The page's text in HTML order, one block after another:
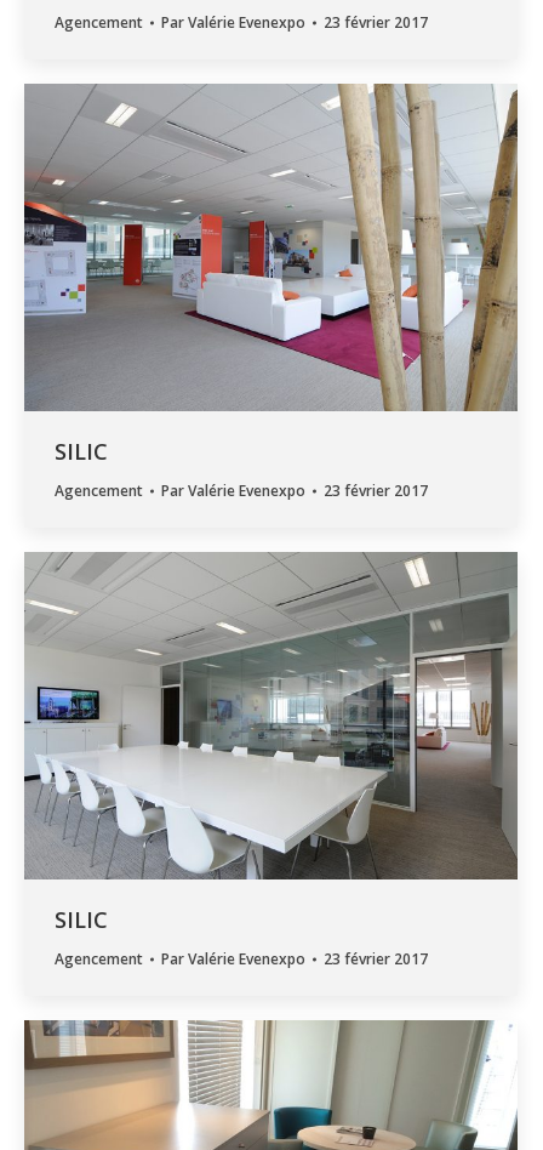
Agencement ParValérie Evenexpo 23 février 2017
SILIC
Agencement ParValérie Evenexpo 23 février 2017
SILIC
Agencement ParValérie Evenexpo 23 février 2017